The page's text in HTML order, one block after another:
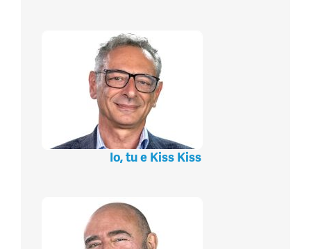
Io, tu e Kiss Kiss